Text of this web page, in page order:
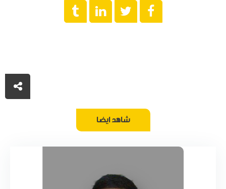
شاهد ايضا